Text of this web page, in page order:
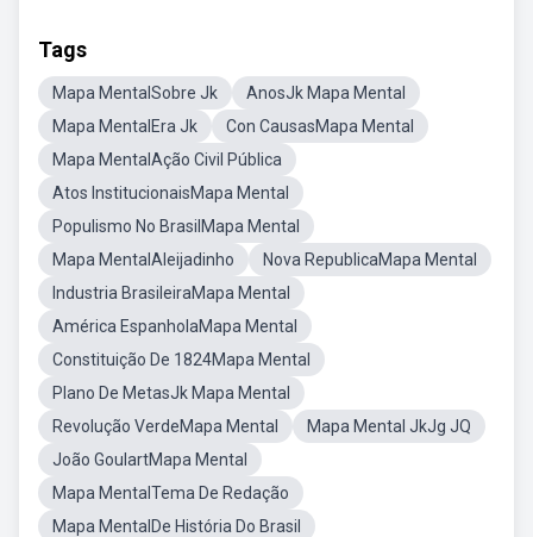
Tags
Mapa MentalSobre Jk
AnosJk Mapa Mental
Mapa MentalEra Jk
Con CausasMapa Mental
Mapa MentalAção Civil Pública
Atos InstitucionaisMapa Mental
Populismo No BrasilMapa Mental
Mapa MentalAleijadinho
Nova RepublicaMapa Mental
Industria BrasileiraMapa Mental
América EspanholaMapa Mental
Constituição De 1824Mapa Mental
Plano De MetasJk Mapa Mental
Revolução VerdeMapa Mental
Mapa Mental JkJg JQ
João GoulartMapa Mental
Mapa MentalTema De Redação
Mapa MentalDe História Do Brasil